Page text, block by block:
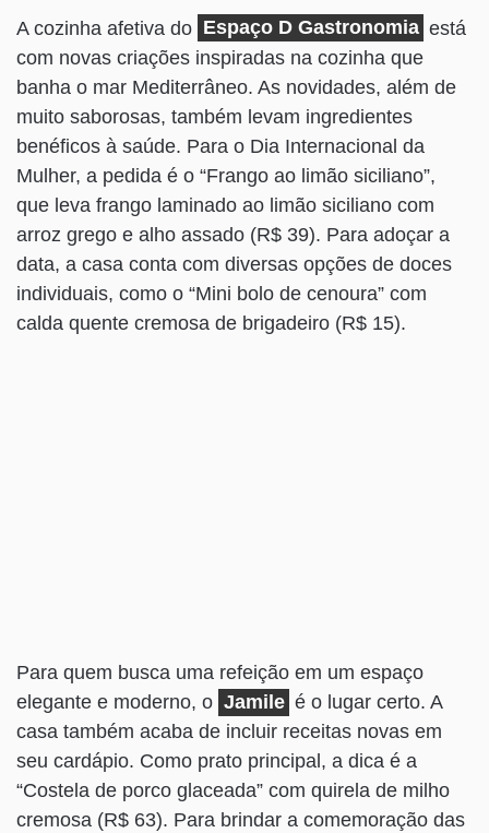
A cozinha afetiva do Espaço D Gastronomia está
com novas criações inspiradas na cozinha que
banha o mar Mediterrâneo. As novidades, além de
muito saborosas, também levam ingredientes
benéficos à saúde. Para o Dia Internacional da
Mulher, a pedida é o “Frango ao limão siciliano”,
que leva frango laminado ao limão siciliano com
arroz grego e alho assado (R$ 39). Para adoçar a
data, a casa conta com diversas opções de doces
individuais, como o “Mini bolo de cenoura” com
calda quente cremosa de brigadeiro (R$ 15).
Para quem busca uma refeição em um espaço
elegante e moderno, o Jamile é o lugar certo. A
casa também acaba de incluir receitas novas em
seu cardápio. Como prato principal, a dica é a
“Costela de porco glaceada” com quirela de milho
cremosa (R$ 63). Para brindar a comemoração das